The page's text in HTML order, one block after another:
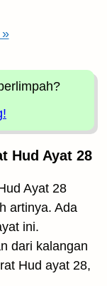
Hud Ayat 28
Ayat 28
artinya. Ada
ini.
dari kalangan
Hud ayat 28,